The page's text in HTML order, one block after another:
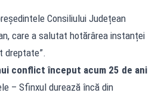
Consiliului Județean
care a salutat hotărârea instanței
dreptate”.
conflict început acum 25 de ani
– Sfinxul durează încă din